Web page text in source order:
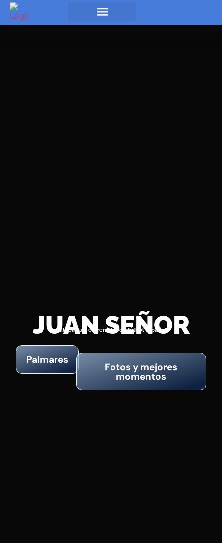
JUAN SEÑOR
Fútbolista y entrenador de fútbol español
Palmares
Fotos y mejores
momentos